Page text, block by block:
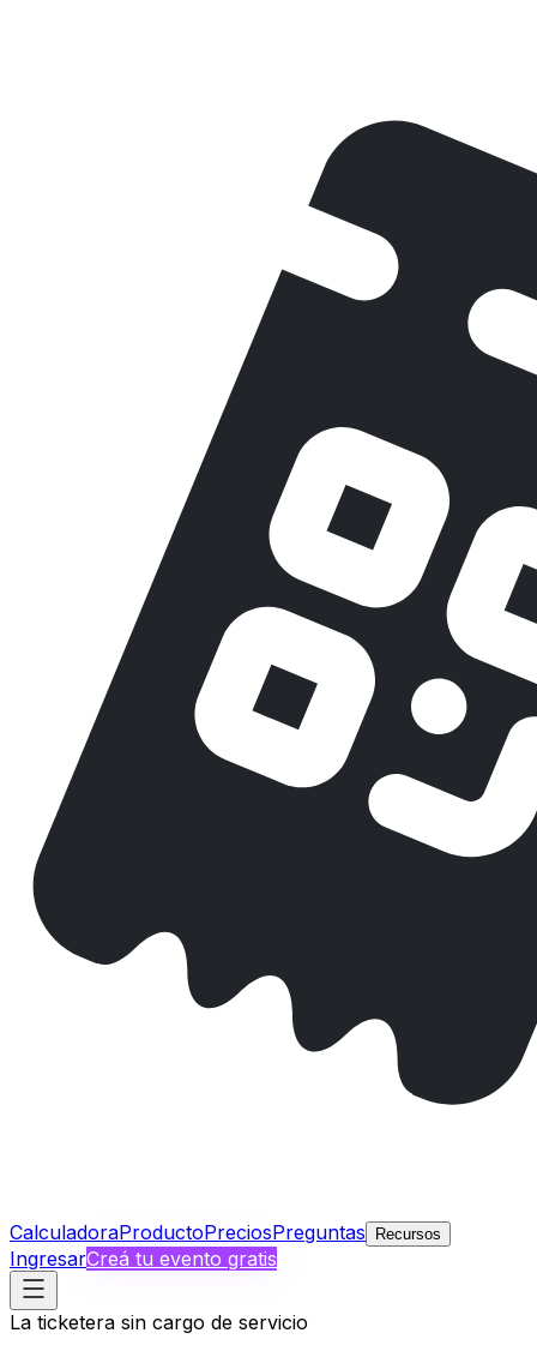
CalculadoraProductoPreciosPreguntas Recursos
IngresarCreá tu evento gratis
La ticketera sin cargo de servicio